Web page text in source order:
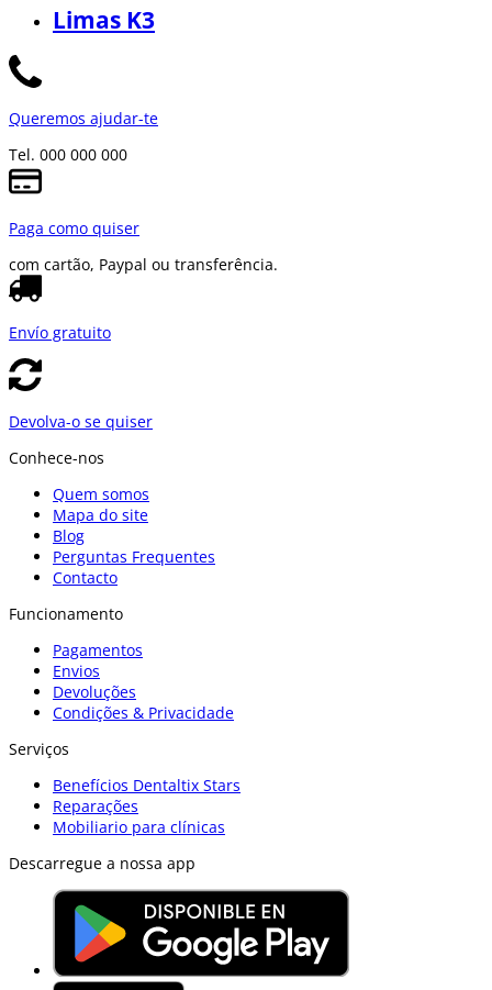
Limas K3
Queremos ajudar-te
Tel. 000 000 000
Paga como quiser
com cartão, Paypal ou transferência.
Envío gratuito
Devolva-o se quiser
Conhece-nos
Quem somos
Mapa do site
Blog
Perguntas Frequentes
Contacto
Funcionamento
Pagamentos
Envios
Devoluções
Condições & Privacidade
Serviços
Benefícios Dentaltix Stars
Reparações
Mobiliario para clínicas
Descarregue a nossa app